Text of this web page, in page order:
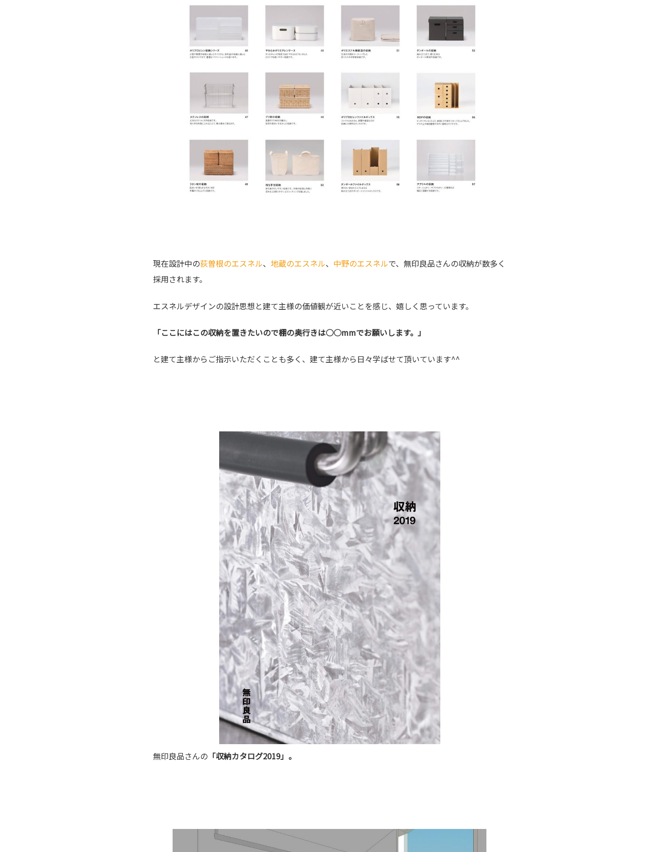
現在設計中の荻曽根のエスネル、 地蔵のエスネル、 中野のエスネルで、無印良品さんの収納が数多く
採用されます。
エスネルデザインの設計思想と建て主様の価値観が近いことを感じ、嬉しく思っています。
「ここにはこの収納を置きたいので棚の奥行きは○○mmでお願いします。」
と建て主様からご指示いただくことも多く、建て主様から日々学ばせて頂いています^^
無印良品さんの 「収納カタログ2019」。